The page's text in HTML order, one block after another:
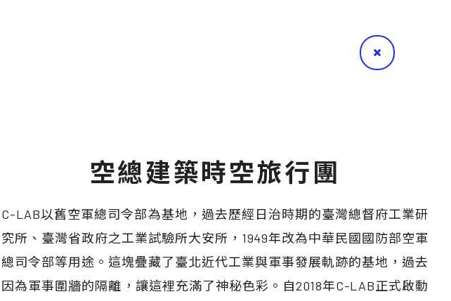
空總建築時空旅行團
C-LAB以舊空軍總司令部為基地，過去歷經日治時期的臺灣總督府工業研
究所、臺灣省政府之工業試驗所大安所，1949年改為中華民國國防部空軍
總司令部等用途。這塊疊藏了臺北近代工業與軍事發展軌跡的基地，過去
因為軍事圍牆的隔離，讓這裡充滿了神秘色彩。自2018年C-LAB正式啟動